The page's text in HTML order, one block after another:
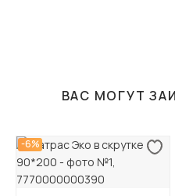
ВАС МОГУТ
-6%